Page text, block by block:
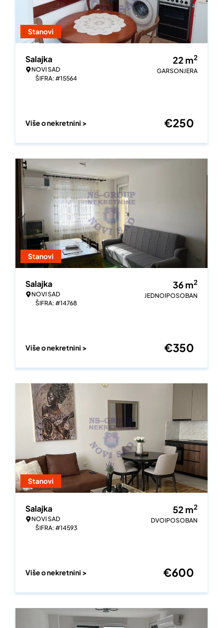
Stanovi
Salajka
NOVI SAD
ŠIFRA: #15564
22 m2
GARSONJERA
Više o nekretnini > €250
Stanovi
Salajka
NOVI SAD
ŠIFRA: #14768
36 m2
JEDNOIPOSOBAN
Više o nekretnini > €350
Stanovi
Salajka
NOVI SAD
ŠIFRA: #14593
52 m2
DVOIPOSOBAN
Više o nekretnini > €600